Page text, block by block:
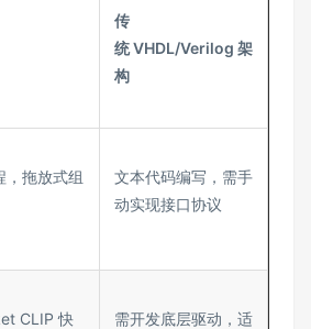
传
统 VHDL/Verilog 架
构
，拖放式组
文本代码编写，需手
动实现接口协议
CLIP 快
需开发底层驱动，适